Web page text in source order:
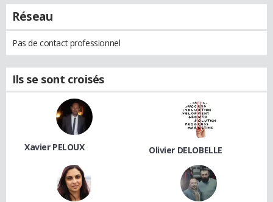
Réseau
Pas de contact professionnel
Ils se sont croisés
Xavier PELOUX Olivier DELOBELLE